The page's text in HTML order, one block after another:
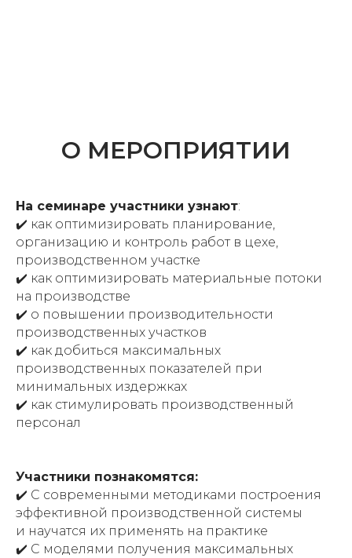
О МЕРОПРИЯТИИ
На семинаре участники узнают:
✔️ как оптимизировать планирование,
организацию и контроль работ в цехе,
производственном участке
✔️ как оптимизировать материальные потоки
на производстве
✔️ о повышении производительности
производственных участков
✔️ как добиться максимальных
производственных показателей при
минимальных издержках
✔️ как стимулировать производственный
персонал
Участники познакомятся:
✔️ С современными методиками построения
эффективной производственной системы
и научатся их применять на практике
✔️ С моделями получения максимальных